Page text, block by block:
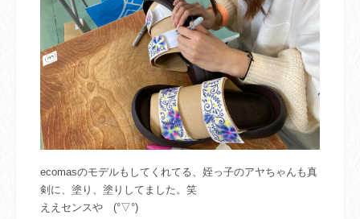
ecomasのモデルもしてくれてる、姪っ子のアヤちゃんも真
剣に、塗り、塗りしてました。笑
ええセンスや (°▽°)